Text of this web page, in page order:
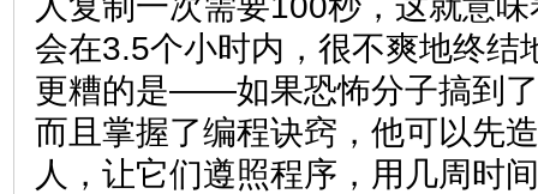
会在3.5个小时内，很不爽地终结
更糟的是——如果恐怖分子搞到
而且掌握了编程诀窍，他可以先
人，让它们遵照程序，用几周时